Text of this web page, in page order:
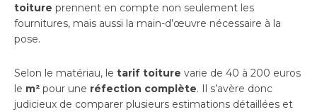
toiture prennent en compte non seulement les
fournitures, mais aussi la main-d’œuvre nécessaire à la
pose.
Selon le matériau, le tarif toiture varie de 40 à 200 euros
le m² pour une réfection complète. Il s’avère donc
judicieux de comparer plusieurs estimations détaillées et